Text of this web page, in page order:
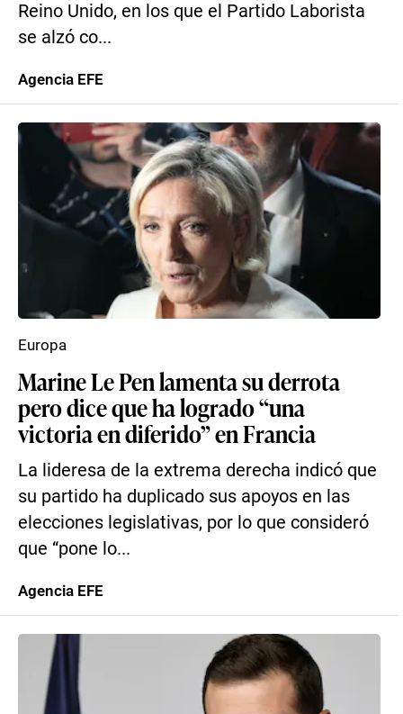
Reino Unido, en los que el Partido Laborista
se alzó co...
Agencia EFE
Marine Le Pen lamenta su derrota
pero dice que ha logrado “una
victoria en diferido” en Francia
La lideresa de la extrema derecha indicó que
su partido ha duplicado sus apoyos en las
elecciones legislativas, por lo que consideró
que “pone lo...
Europa
Agencia EFE